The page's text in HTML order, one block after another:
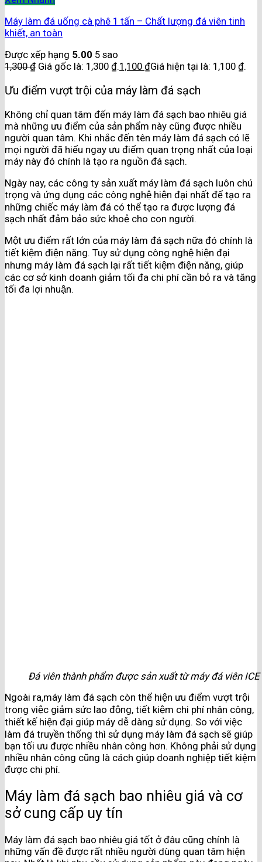
Máy làm đá uống cà phê 1 tấn – Chất lượng đá viên tinh
khiết, an toàn
Được xếp hạng 5.00 5 sao
1,300₫ Giá gốc là: 1,300 ₫.1,100 ₫Giá hiện tại là: 1,100 ₫.
Ưu điểm vượt trội của máy làm đá sạch
Không chỉ quan tâm đến máy làm đá sạch bao nhiêu giá
mà những ưu điểm của sản phẩm này cũng được nhiều
người quan tâm. Khi nhắc đến tên máy làm đá sạch có lẽ
mọi người đã hiểu ngay ưu điểm quan trọng nhất của loại
máy này đó chính là tạo ra nguồn đá sạch.
Ngày nay, các công ty sản xuất máy làm đá sạch luôn chú
trọng và ứng dụng các công nghệ hiện đại nhất để tạo ra
những chiếc máy làm đá có thể tạo ra được lượng đá
sạch nhất đảm bảo sức khoẻ cho con người.
Một ưu điểm rất lớn của máy làm đá sạch nữa đó chính là
tiết kiệm điện năng. Tuy sử dụng công nghệ hiện đại
nhưng máy làm đá sạch lại rất tiết kiệm điện năng, giúp
các cơ sở kinh doanh giảm tối đa chi phí cần bỏ ra và tăng
tối đa lợi nhuận.
Đá viên thành phẩm được sản xuất từ máy đá viên ICE
Ngoài ra,máy làm đá sạch còn thể hiện ưu điểm vượt trội
trong việc giảm sức lao động, tiết kiệm chi phí nhân công,
thiết kế hiện đại giúp máy dễ dàng sử dụng. So với việc
làm đá truyền thống thì sử dụng máy làm đá sạch sẽ giúp
bạn tối ưu được nhiều nhân công hơn. Không phải sử dụng
nhiều nhân công cũng là cách giúp doanh nghiệp tiết kiệm
được chi phí.
Máy làm đá sạch bao nhiêu giá và cơ
sở cung cấp uy tín
Máy làm đá sạch bao nhiêu giá tốt ở đâu cũng chính là
những vấn đề được rất nhiều người dùng quan tâm hiện